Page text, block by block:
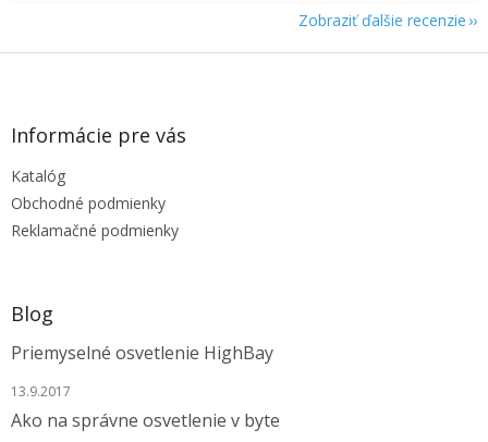
Zobraziť ďalšie recenzie
Z
Informácie pre vás
Katalóg
Obchodné podmienky
Reklamačné podmienky
Blog
Priemyselné osvetlenie HighBay
13.9.2017
Ako na správne osvetlenie v byte